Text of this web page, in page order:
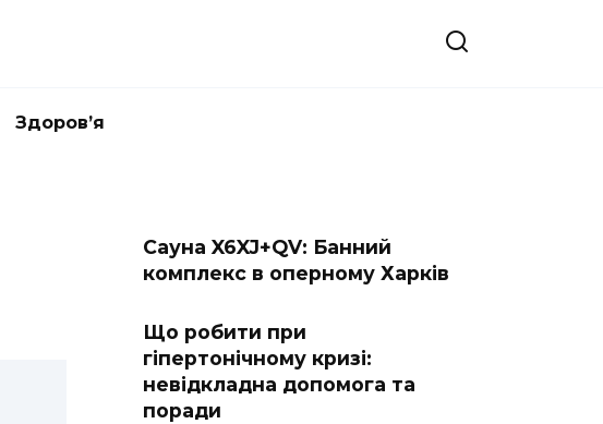
Здоров’я
Сауна X6XJ+QV: Банний
комплекс в оперному Харків
Що робити при
гіпертонічному кризі:
невідкладна допомога та
поради